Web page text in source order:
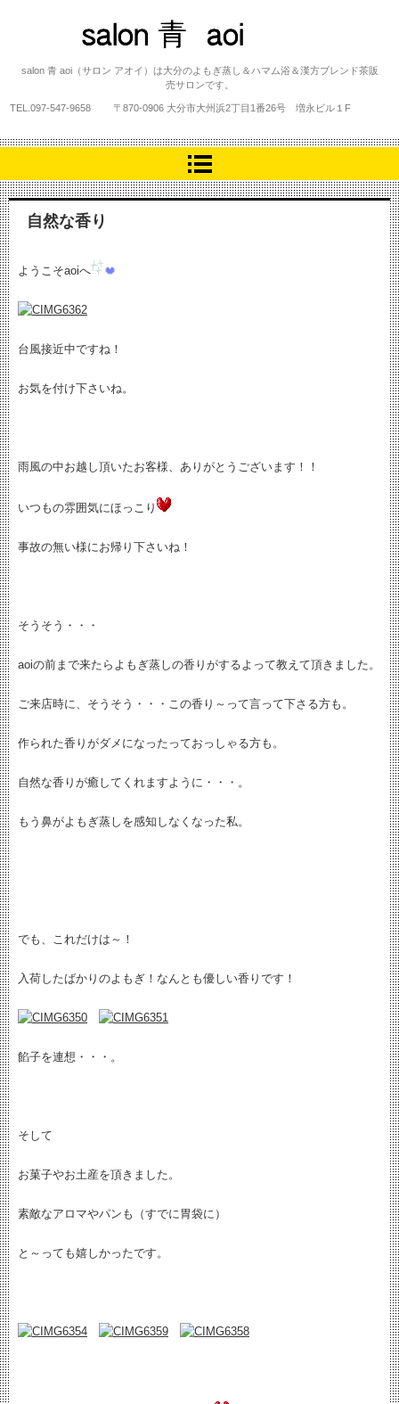
salon 青 aoi
salon 青 aoi（サロン アオイ）は大分のよもぎ蒸し＆ハマム浴＆漢方ブレンド茶販
売サロンです。
TEL. 097-547-9658 〒870-0906 大分市大州浜2丁目1番26号 増永ビル１F
自然な香り
ようこそaoiへ
台風接近中ですね！
お気を付け下さいね。
雨風の中お越し頂いたお客様、ありがとうございます！！
いつもの雰囲気にほっこり
事故の無い様にお帰り下さいね！
そうそう・・・
aoiの前まで来たらよもぎ蒸しの香りがするよって教えて頂きました。
ご来店時に、そうそう・・・この香り～って言って下さる方も。
作られた香りがダメになったっておっしゃる方も。
自然な香りが癒してくれますように・・・。
もう鼻がよもぎ蒸しを感知しなくなった私。
でも、これだけは～！
入荷したばかりのよもぎ！なんとも優しい香りです！
餡子を連想・・・。
そして
お菓子やお土産を頂きました。
素敵なアロマやパンも（すでに胃袋に）
と～っても嬉しかったです。